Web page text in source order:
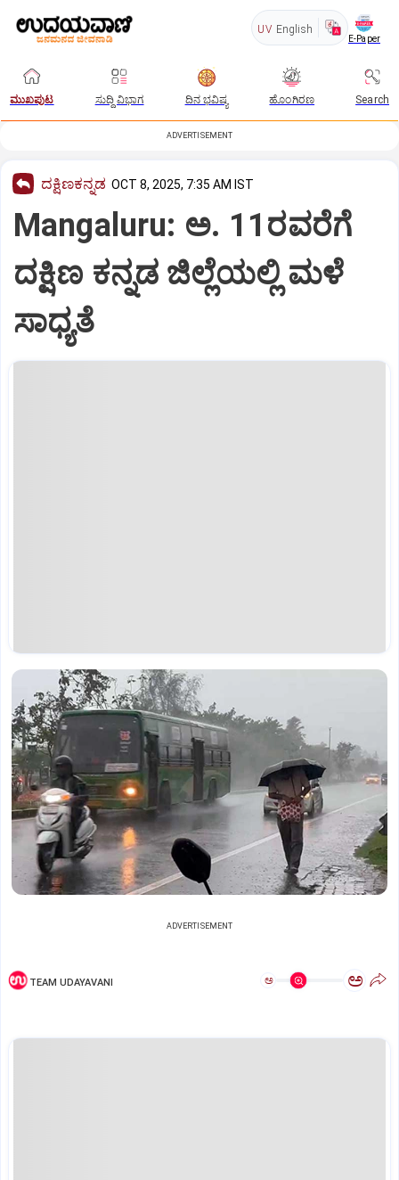
UV English
E-Paper
ಮುಖಪುಟ ಸುದ್ದಿ ವಿಭಾಗ ದಿನ ಭವಿಷ್ಯ ಹೊಂಗಿರಣ Search
ADVERTISEMENT
ದಕ್ಷಿಣಕನ್ನಡ OCT 8, 2025, 7:35 AM IST
Mangaluru: ಅ. 11ರವರೆಗೆ
ದಕ್ಷಿಣ ಕನ್ನಡ ಜಿಲ್ಲೆಯಲ್ಲಿ ಮಳೆ
ಸಾಧ್ಯತೆ
ADVERTISEMENT
TEAM UDAYAVANI ಅ ಅ